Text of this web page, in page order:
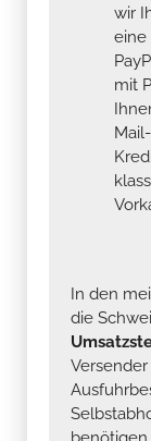
wir
eine
mit
In den
die